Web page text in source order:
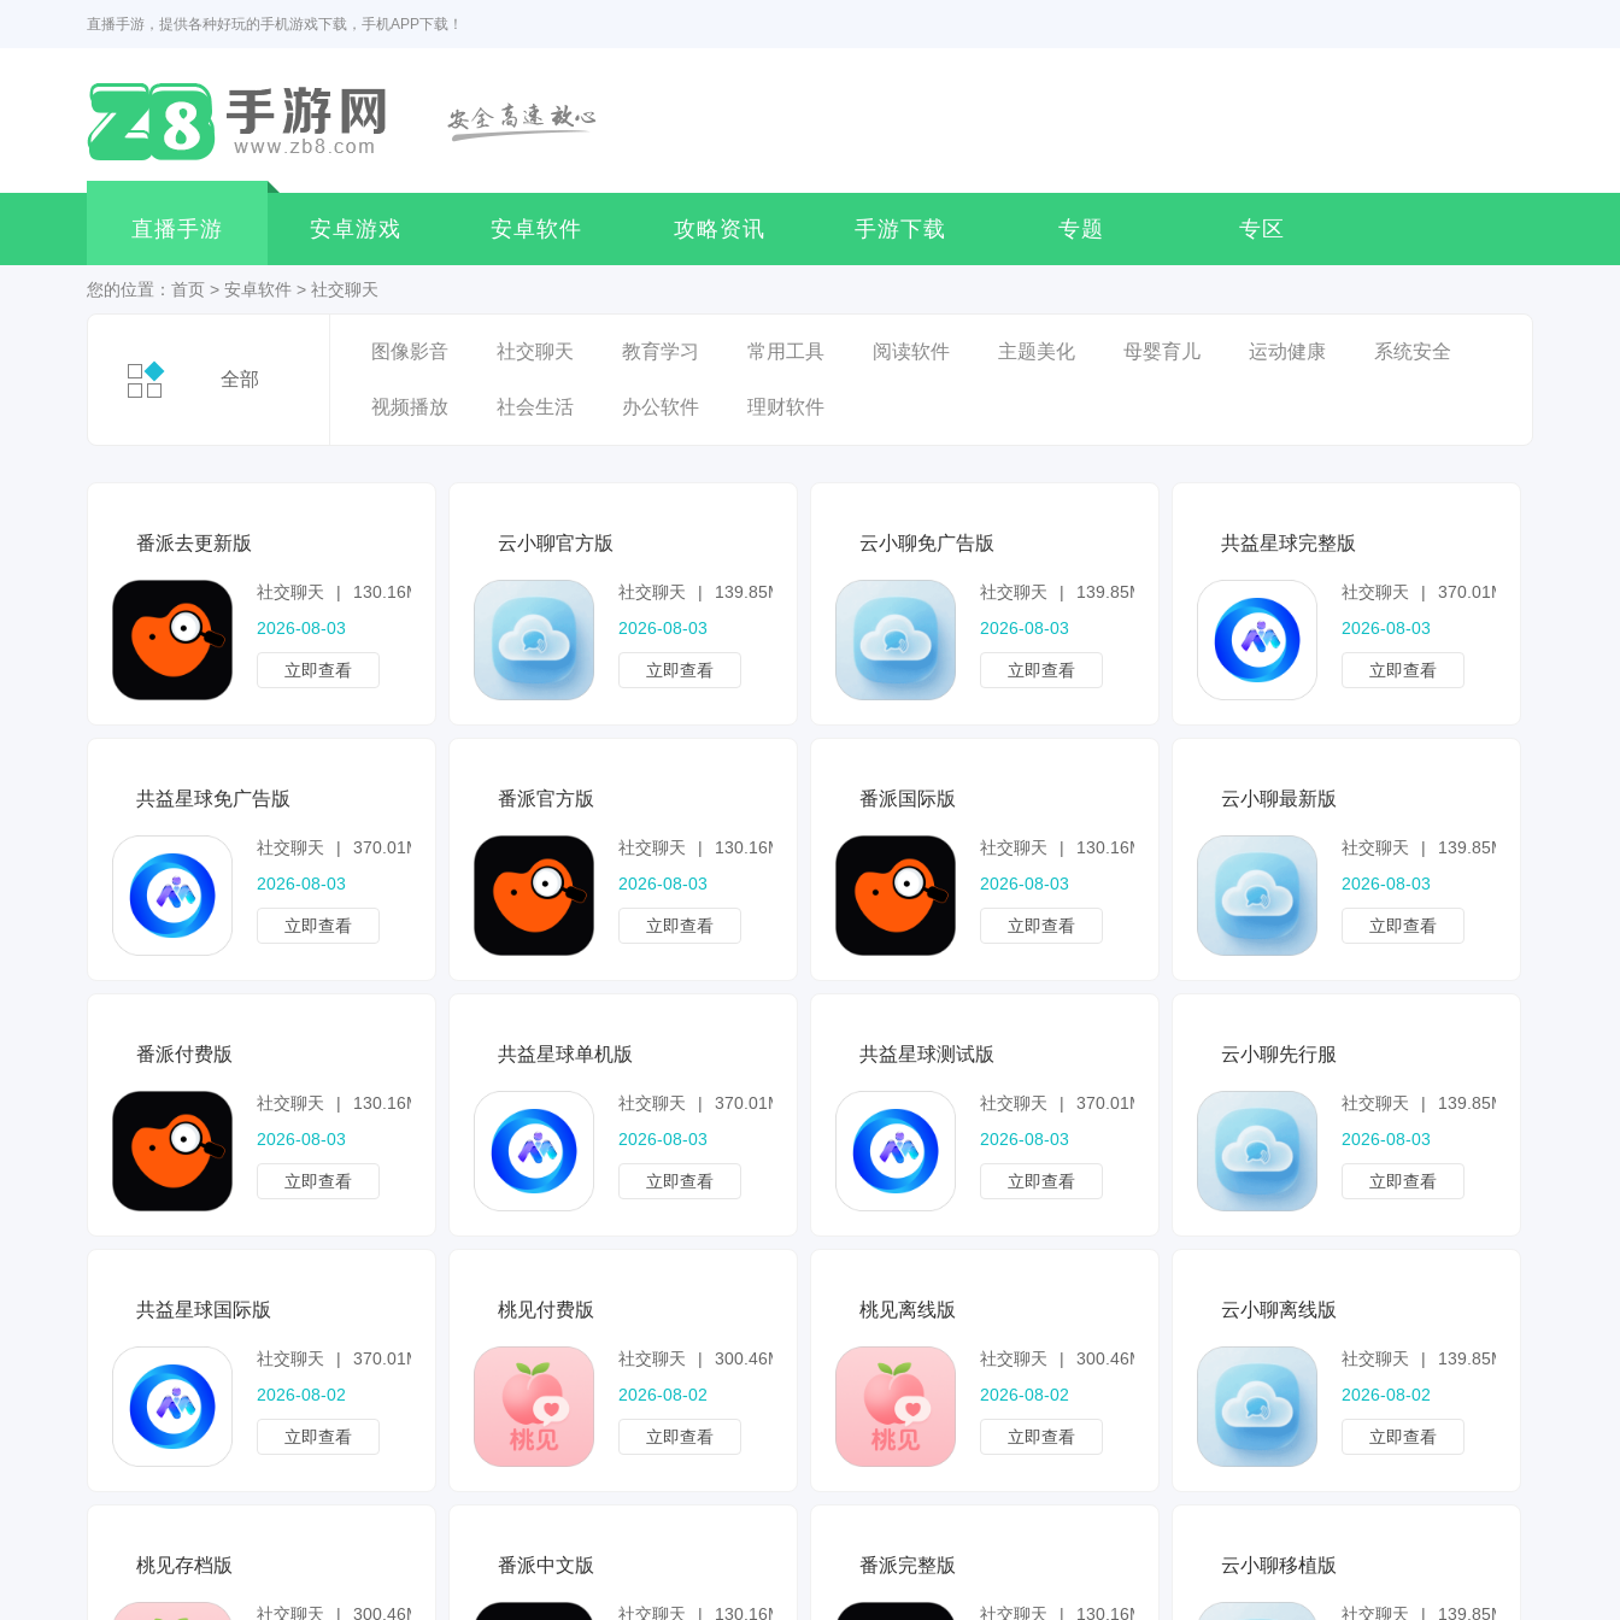
直播手游，提供各种好玩的手机游戏下载，手机APP下载！
直播手游 安卓游戏 安卓软件 攻略资讯 手游下载 专题 专区
您的位置： 首页 > 安卓软件 > 社交聊天
全部
图像影音 社交聊天 教育学习 常用工具 阅读软件 主题美化 母婴育儿 运动健康 系统安全
视频播放 社会生活 办公软件 理财软件
番派去更新版
社交聊天 |
130.16MB
2026-08-03
立即查看
云小聊官方版
社交聊天 |
139.85MB
2026-08-03
立即查看
云小聊免广告版
社交聊天 |
139.85MB
2026-08-03
立即查看
共益星球完整版
社交聊天 |
370.01MB
2026-08-03
立即查看
共益星球免广告版
社交聊天 |
370.01MB
2026-08-03
立即查看
番派官方版
社交聊天 |
130.16MB
2026-08-03
立即查看
番派国际版
社交聊天 |
130.16MB
2026-08-03
立即查看
云小聊最新版
社交聊天 |
139.85MB
2026-08-03
立即查看
番派付费版
社交聊天 |
130.16MB
2026-08-03
立即查看
共益星球单机版
社交聊天 |
370.01MB
2026-08-03
立即查看
共益星球测试版
社交聊天 |
370.01MB
2026-08-03
立即查看
云小聊先行服
社交聊天 |
139.85MB
2026-08-03
立即查看
共益星球国际版
社交聊天 |
370.01MB
2026-08-02
立即查看
桃见付费版
社交聊天 |
300.46MB
2026-08-02
立即查看
桃见离线版
社交聊天 |
300.46MB
2026-08-02
立即查看
云小聊离线版
社交聊天 |
139.85MB
2026-08-02
立即查看
桃见存档版
社交聊天 | 300.46MB
番派中文版
社交聊天 | 130.16MB
番派完整版
社交聊天 | 130.16MB
云小聊移植版
社交聊天 | 139.85MB